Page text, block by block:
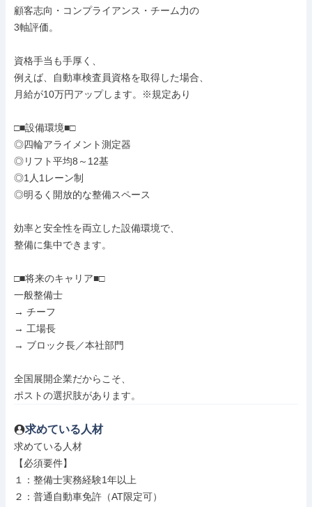
顧客志向・コンプライアンス・チーム力の
3軸評価。
資格手当も手厚く、
例えば、自動車検査員資格を取得した場合、
月給が10万円アップします。※規定あり
□■設備環境■□
◎四輪アライメント測定器
◎リフト平均8～12基
◎1人1レーン制
◎明るく開放的な整備スペース
効率と安全性を両立した設備環境で、
整備に集中できます。
□■将来のキャリア■□
一般整備士
→ チーフ
→ 工場長
→ ブロック長／本社部門
全国展開企業だからこそ、
ポストの選択肢があります。
求めている人材
求めている人材
【必須要件】
１：整備士実務経験1年以上
２：普通自動車免許（AT限定可）